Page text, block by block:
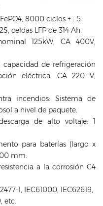
8000 ciclos + : 5
celdas LFP de 314 Ah.
125kW, CA 400V,
capacidad de refrigeración
eléctrica: CA 220 V;
incendios: Sistema de
a nivel de paquete.
de alto voltaje: 1
para baterías (largo x
mm.
a la corrosión C4
1, IEC61000, IEC62619,
etc.